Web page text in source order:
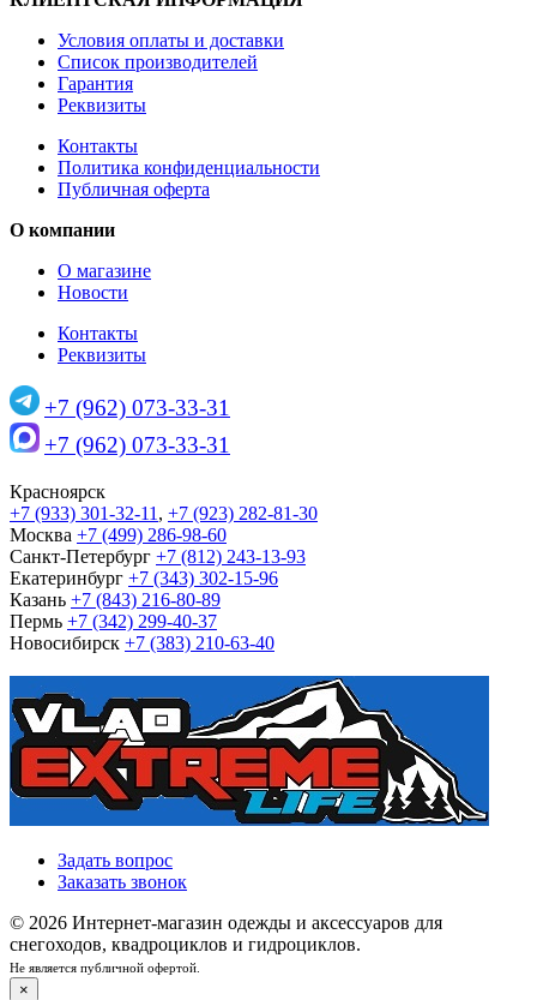
Условия оплаты и доставки
Список производителей
Гарантия
Реквизиты
Контакты
Политика конфиденциальности
Публичная оферта
О компании
О магазине
Новости
Контакты
Реквизиты
+7 (962) 073-33-31
+7 (962) 073-33-31
Красноярск
+7 (933) 301-32-11 , +7 (923) 282-81-30
Москва +7 (499) 286-98-60
Санкт-Петербург +7 (812) 243-13-93
Екатеринбург +7 (343) 302-15-96
Казань +7 (843) 216-80-89
Пермь +7 (342) 299-40-37
Новосибирск +7 (383) 210-63-40
Задать вопрос
Заказать звонок
© 2026 Интернет-магазин одежды и аксессуаров для
снегоходов, квадроциклов и гидроциклов.
Не является публичной офертой.
×